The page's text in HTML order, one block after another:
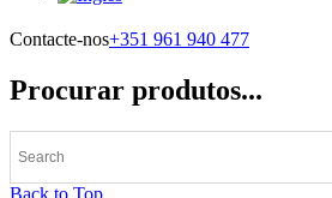
Contacte-nos+351 961 940 477
Procurar produtos...
Back to Top